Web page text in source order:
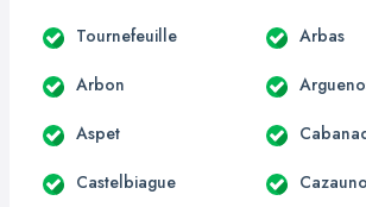
Tournefeuille Arbas
Arbon
Aspet
Castelbiague